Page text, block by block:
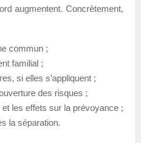
augmentent. Concrètement,
commun ;
familial ;
si elles s’appliquent ;
des risques ;
les effets sur la prévoyance ;
la séparation.